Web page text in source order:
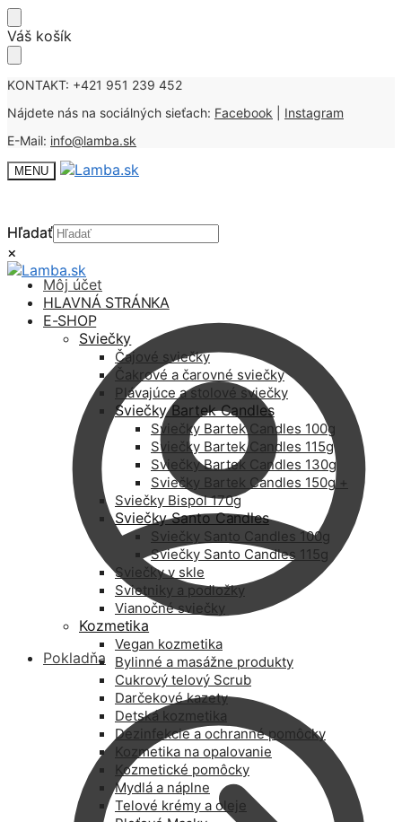
Skip
to
Skip
to
Váš košík
KONTAKT: +421 951 239 452
Nájdete nás na sociálných sieťach: Facebook
Instagram
E-Mail: info@lamba.sk
MENU
Hľadať
×
Môj účet
Pokladňa
Hľadať
×
HLAVNÁ STRÁNKA
E-SHOP
Sviečky
Čajové sviečky
Čakrové a čarovné sviečky
Plávajúce a stolové sviečky
Sviečky Bartek Candles
Sviečky Bartek Candles 100g
Sviečky Bartek Candles 115g
Sviečky Bartek Candles 130g
Sviečky Bartek Candles 150g +
Sviečky Bispol 170g
Sviečky Santo Candles
Sviečky Santo Candles 100g
Sviečky Santo Candles 115g
Sviečky v skle
Svietniky a podložky
Vianočné sviečky
Kozmetika
Vegan kozmetika
Bylinné a masážne produkty
Cukrový telový Scrub
Darčekové kazety
Detská kozmetika
Dezinfekcie a ochranné pomôcky
Kozmetika na opalovanie
Kozmetické pomôcky
Mydlá a náplne
Telové krémy a oleje